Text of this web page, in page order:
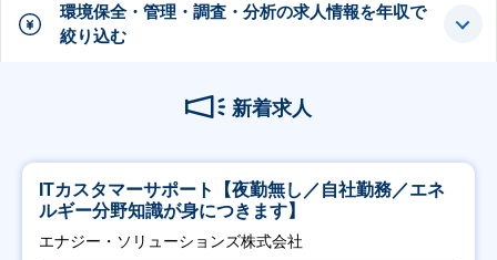
環境保全・管理・調査・分析の求人情報を年収で
絞り込む
新着求人
ITカスタマーサポート【夜勤無し／自社勤務／エネ
ルギー分野知識が身につきます】
エナジー・ソリューションズ株式会社